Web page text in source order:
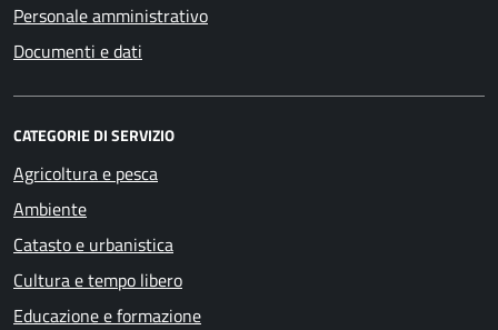
Personale amministrativo
Documenti e dati
CATEGORIE DI SERVIZIO
Agricoltura e pesca
Ambiente
Catasto e urbanistica
Cultura e tempo libero
Educazione e formazione